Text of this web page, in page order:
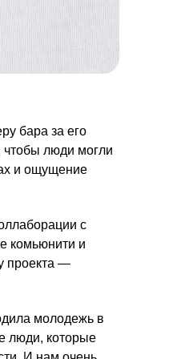
бара за его
чтобы люди могли
и ощущение
с
комьюнити и
проекта —
молодежь в
люди, которые